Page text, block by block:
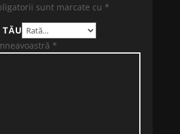
sunt marcate cu *
TĂU
*